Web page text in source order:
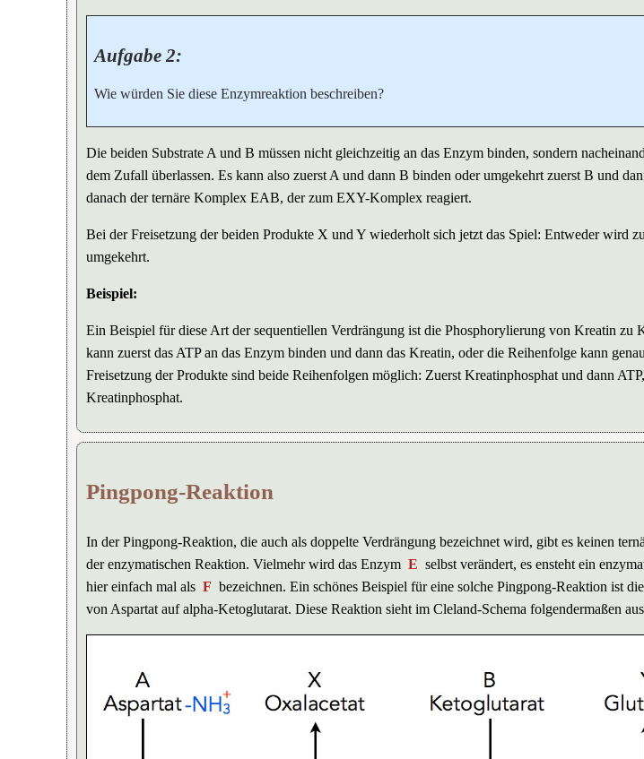
Aufgabe 2:
Wie würden Sie diese Enzymreaktion beschreiben?
Die beiden Substrate A und B müssen nicht gleichzeitig an das Enzym binden, sondern
dem Zufall überlassen. Es kann also zuerst A und dann B binden oder umgekehrt zuerst B und
danach der ternäre Komplex EAB, der zum EXY-Komplex reagiert.
Bei der Freisetzung der beiden Produkte X und Y wiederholt sich jetzt das Spiel: Entweder wird
umgekehrt.
Beispiel:
Ein Beispiel für diese Art der sequentiellen Verdrängung ist die Phosphorylierung von Kreatin zu
kann zuerst das ATP an das Enzym binden und dann das Kreatin, oder die Reihenfolge kann
Freisetzung der Produkte sind beide Reihenfolgen möglich: Zuerst Kreatinphosphat und dann
Kreatinphosphat.
Pingpong-Reaktion
In der Pingpong-Reaktion, die auch als doppelte Verdrängung bezeichnet wird, gibt es keinen
der enzymatischen Reaktion. Vielmehr wird das Enzym E selbst verändert, es ensteht ein
hier einfach mal als F bezeichnen. Ein schönes Beispiel für eine solche Pingpong-Reaktion ist
von Aspartat auf alpha-Ketoglutarat. Diese Reaktion sieht im Cleland-Schema folgendermaßen